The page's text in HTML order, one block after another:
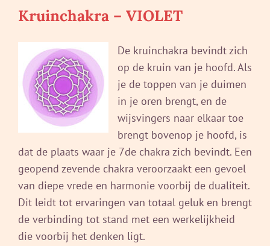
Kruinchakra – VIOLET
De kruinchakra bevindt zich
op de kruin van je hoofd. Als
je de toppen van je duimen
in je oren brengt, en de
wijsvingers naar elkaar toe
brengt bovenop je hoofd, is
dat de plaats waar je 7de chakra zich bevindt. Een
geopend zevende chakra veroorzaakt een gevoel
van diepe vrede en harmonie voorbij de dualiteit.
Dit leidt tot ervaringen van totaal geluk en brengt
de verbinding tot stand met een werkelijkheid
die voorbij het denken ligt.